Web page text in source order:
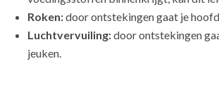
Roken:door ontstekingen gaat je
Luchtvervuiling:door ontstekingen
jeuken.